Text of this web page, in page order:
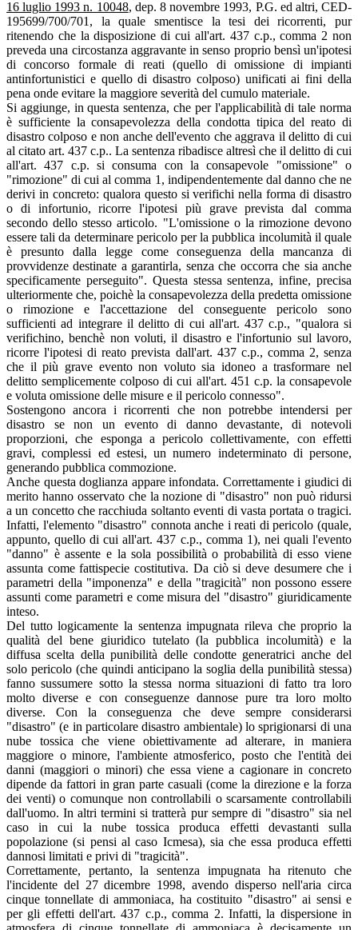
16 luglio 1993 n. 10048, dep. 8 novembre 1993, P.G. ed altri, CED-
195699/700/701, la quale smentisce la tesi dei ricorrenti, pur
ritenendo che la disposizione di cui all'art. 437 c.p., comma 2 non
preveda una circostanza aggravante in senso proprio bensì un'ipotesi
di concorso formale di reati (quello di omissione di impianti
antinfortunistici e quello di disastro colposo) unificati ai fini della
pena onde evitare la maggiore severità del cumulo materiale.
Si aggiunge, in questa sentenza, che per l'applicabilità di tale norma
è sufficiente la consapevolezza della condotta tipica del reato di
disastro colposo e non anche dell'evento che aggrava il delitto di cui
al citato art. 437 c.p.. La sentenza ribadisce altresì che il delitto di cui
all'art. 437 c.p. si consuma con la consapevole "omissione" o
"rimozione" di cui al comma 1, indipendentemente dal danno che ne
derivi in concreto: qualora questo si verifichi nella forma di disastro
o di infortunio, ricorre l'ipotesi più grave prevista dal comma
secondo dello stesso articolo. "L'omissione o la rimozione devono
essere tali da determinare pericolo per la pubblica incolumità il quale
è presunto dalla legge come conseguenza della mancanza di
provvidenze destinate a garantirla, senza che occorra che sia anche
specificamente perseguito". Questa stessa sentenza, infine, precisa
ulteriormente che, poichè la consapevolezza della predetta omissione
o rimozione e l'accettazione del conseguente pericolo sono
sufficienti ad integrare il delitto di cui all'art. 437 c.p., "qualora si
verifichino, benchè non voluti, il disastro e l'infortunio sul lavoro,
ricorre l'ipotesi di reato prevista dall'art. 437 c.p., comma 2, senza
che il più grave evento non voluto sia idoneo a trasformare nel
delitto semplicemente colposo di cui all'art. 451 c.p. la consapevole
e voluta omissione delle misure e il pericolo connesso".
Sostengono ancora i ricorrenti che non potrebbe intendersi per
disastro se non un evento di danno devastante, di notevoli
proporzioni, che esponga a pericolo collettivamente, con effetti
gravi, complessi ed estesi, un numero indeterminato di persone,
generando pubblica commozione.
Anche questa doglianza appare infondata. Correttamente i giudici di
merito hanno osservato che la nozione di "disastro" non può ridursi
a un concetto che racchiuda soltanto eventi di vasta portata o tragici.
Infatti, l'elemento "disastro" connota anche i reati di pericolo (quale,
appunto, quello di cui all'art. 437 c.p., comma 1), nei quali l'evento
"danno" è assente e la sola possibilità o probabilità di esso viene
assunta come fattispecie costitutiva. Da ciò si deve desumere che i
parametri della "imponenza" e della "tragicità" non possono essere
assunti come parametri e come misura del "disastro" giuridicamente
inteso.
Del tutto logicamente la sentenza impugnata rileva che proprio la
qualità del bene giuridico tutelato (la pubblica incolumità) e la
diffusa scelta della punibilità delle condotte generatrici anche del
solo pericolo (che quindi anticipano la soglia della punibilità stessa)
fanno sussumere sotto la stessa norma situazioni di fatto tra loro
molto diverse e con conseguenze dannose pure tra loro molto
diverse. Con la conseguenza che deve sempre considerarsi
"disastro" (e in particolare disastro ambientale) lo sprigionarsi di una
nube tossica che viene obiettivamente ad alterare, in maniera
maggiore o minore, l'ambiente atmosferico, posto che l'entità dei
danni (maggiori o minori) che essa viene a cagionare in concreto
dipende da fattori in gran parte casuali (come la direzione e la forza
dei venti) o comunque non controllabili o scarsamente controllabili
dall'uomo. In altri termini si tratterà pur sempre di "disastro" sia nel
caso in cui la nube tossica produca effetti devastanti sulla
popolazione (si pensi al caso Icmesa), sia che essa produca effetti
dannosi limitati e privi di "tragicità".
Correttamente, pertanto, la sentenza impugnata ha ritenuto che
l'incidente del 27 dicembre 1998, avendo disperso nell'aria circa
cinque tonnellate di ammoniaca, ha costituito "disastro" ai sensi e
per gli effetti dell'art. 437 c.p., comma 2. Infatti, la dispersione in